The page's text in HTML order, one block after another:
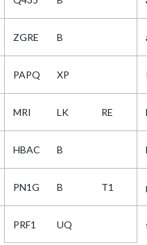
ZGRE B
PAPQ XP
MRI LK RE
HBAC B
PN1G B T1
PRF1 UQ